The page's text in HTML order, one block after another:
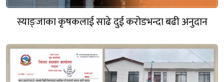
स्याङ्जाका कृषकलाई साढे दुई करोडभन्दा बढी अनुदान